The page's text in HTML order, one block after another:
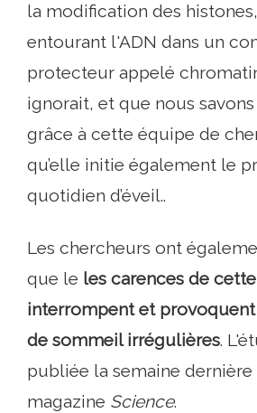
la modification des
entourant l'ADN dans un
protecteur appelé
ignorait, et que nous
grâce à cette équipe de
qu’elle initie également le
quotidien d’éveil..
Les chercheurs ont
que le les carences de
interrompent et
de sommeil irrégulières.
publiée la semaine dernière
magazine Science.